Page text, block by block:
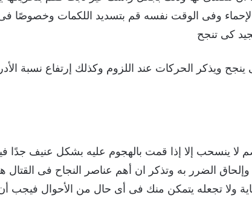
وفى الوقت نفسه قم بتسديد اللكمات وخصوصًا
كى تنجح
ويذكر الحركات عند اللزوم وكذلك إرتفاع نسبة
ينسحب إلا إذا قمت بالهجوم عليه بشكل عنيف جدًا
الضرر به وتذكر ان أهم عناصر النجاح فى القتال
ولا تجعله يتمكن منك فى أى حال من الأحوال فيجب